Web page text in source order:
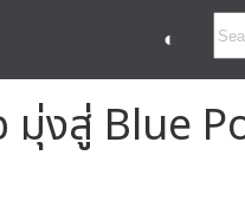
◐
มุ่งสู่ Blue